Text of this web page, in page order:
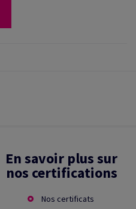
En savoir plus sur
nos certifications
Nos certificats